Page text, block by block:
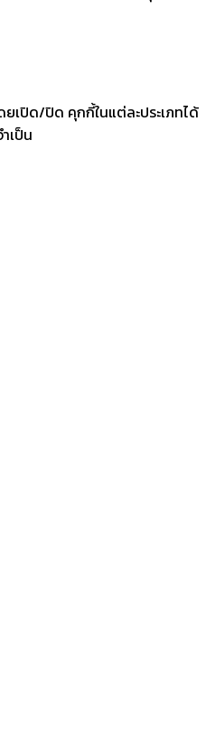
เปิด/ปิด คุกกี้ในแต่ละประเภทได้
เป็น